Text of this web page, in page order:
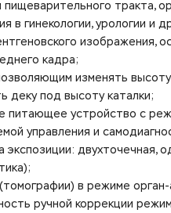
тракта,
в гинекологии, урологии и
изображения,
кадра;
изменять
деку под высоту каталки;
питающее устройство с
управления и
двухточечная,
в режиме
ручной коррекции